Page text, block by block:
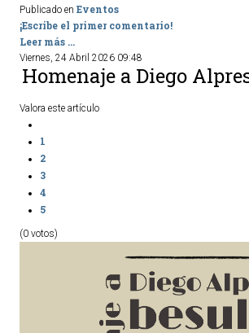
Publicado en Eventos
¡Escribe el primer comentario!
Leer más ...
Viernes, 24 Abril 2026 09:48
Homenaje a Diego
Valora este artículo
1
2
3
4
5
(0 votos)